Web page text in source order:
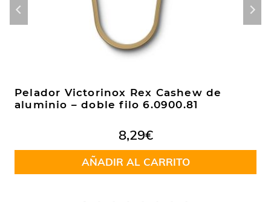
Pelador Victorinox Rex Cashew de
aluminio – doble filo 6.0900.81
8,29€
AÑADIR AL CARRITO